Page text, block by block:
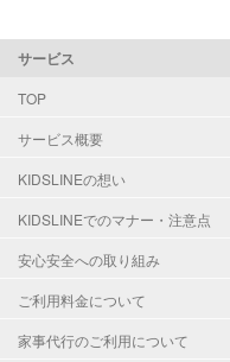
サービス
TOP
サービス概要
KIDSLINEの想い
KIDSLINEでのマナー・注意点
安心安全への取り組み
ご利用料金について
家事代行のご利用について